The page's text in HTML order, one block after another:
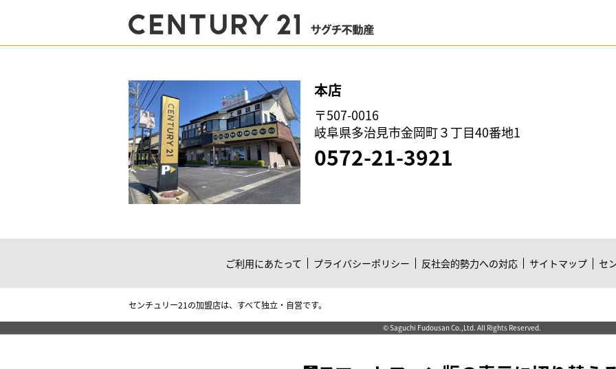
本店
〒507-0016
岐阜県多治見市金岡町３丁目40番地1
0572-21-3921
ご利用にあたって プライバシーポリシー 反社会的勢力への対応 サイトマップ セ
センチュリー21の加盟店は、すべて独立・自営です。
© Saguchi Fudousan Co.,Ltd. All Rights Reserved.